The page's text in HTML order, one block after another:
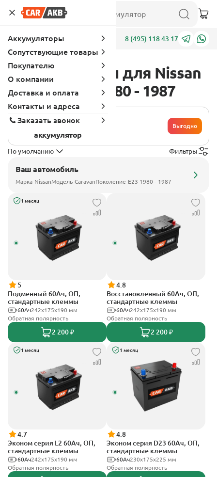
Адреса 8 (495) 118 43 17
Аккумуляторы для Nissan
Caravan E23 1980 - 1987
Хочу сдать
свой
аккумулятор
Выгодно
По умолчанию Фильтры
Ваш автомобиль
Марка NissanМодель CaravanПоколение E23 1980 - 1987
1 месяц
5
Подменный 60Ач, ОП,
стандартные клеммы
242х175х190 мм
60Ач
Обратная полярность
2 200 ₽
4.8
Восстановленный 60Ач, ОП,
стандартные клеммы
242х175х190 мм
60Ач
Обратная полярность
2 200 ₽
1 месяц
4.7
Эконом серия L2 60Ач, ОП,
стандартные клеммы
242х175х190 мм
60Ач
Обратная полярность
1 месяц
4.8
Эконом серия D23 60Ач, ОП,
стандартные клеммы
230x175x225 мм
60Ач
Обратная полярность
Аккумуляторы
Сопутствующие товары
Покупателю
О компании
Доставка и оплата
Контакты и адреса
Заказать звонок